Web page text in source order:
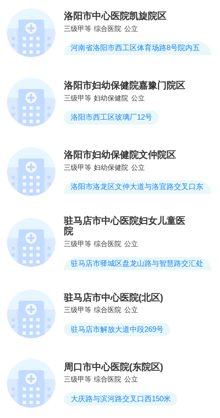
洛阳市中心医院凯旋院区
三级甲等 综合医院 公立
河南省洛阳市西工区体育场路8号院内五
洛阳市妇幼保健院嘉豫门院区
三级甲等 妇幼保健院 公立
洛阳市西工区玻璃厂12号
洛阳市妇幼保健院文仲院区
三级甲等 妇幼保健院 公立
洛阳市洛龙区文仲大道与洛宜路交叉口东
驻马店市中心医院妇女儿童医
院
三级甲等 综合医院 公立
驻马店市驿城区盘龙山路与智慧路交汇处
驻马店市中心医院(北区)
三级甲等 综合医院 公立
驻马店市解放大道中段269号
周口市中心医院(东院区)
三级甲等 综合医院 公立
大庆路与滨河路交叉口西150米